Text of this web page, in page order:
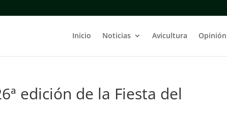
Inicio Noticias Avicultura Opinión
edición de la Fiesta del